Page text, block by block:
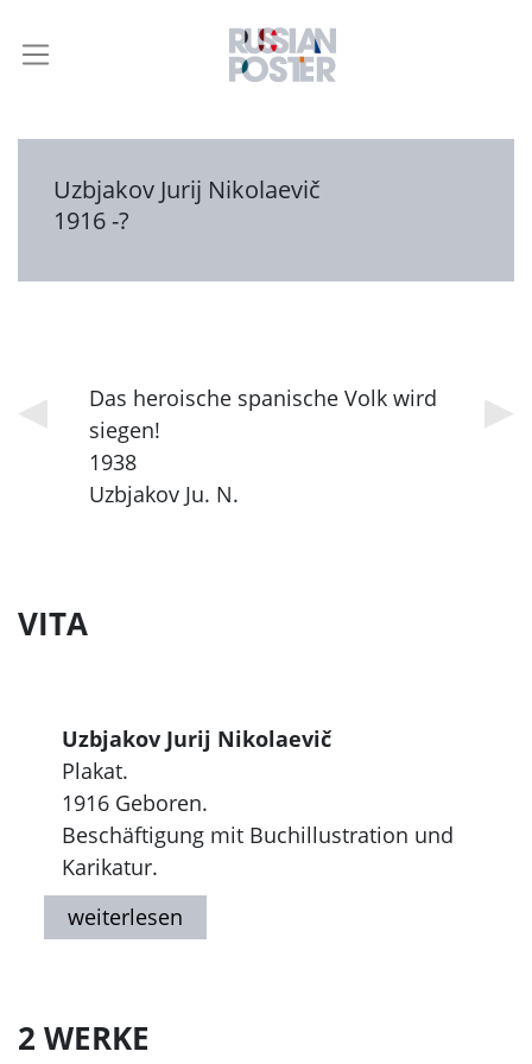
Uzbjakov Jurij Nikolaevič
1916 -?
Das heroische spanische Volk wird
siegen!
1938
Uzbjakov Ju. N.
VITA
Uzbjakov Jurij Nikolaevič
Plakat.
1916 Geboren.
Beschäftigung mit Buchillustration und
Karikatur.
Teilnahme an nationalen und
internationalen Ausstellungen.
2 WERKE